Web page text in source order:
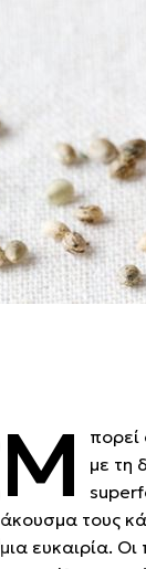
Μ
πορεί
με τη
άκουσμα τους
μια ευκαιρία.